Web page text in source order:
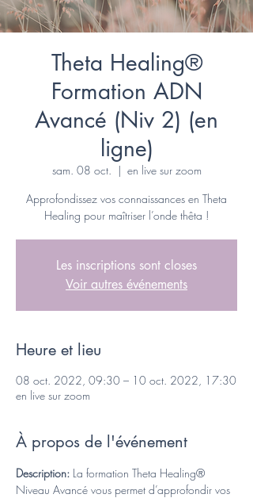
Theta Healing®
Formation ADN
Avancé (Niv 2) (en
ligne)
sam. 08 oct.
  |
en live sur zoom
Approfondissez vos connaissances en Theta
Healing pour maîtriser l’onde thêta !
Les inscriptions sont closes
Voir autres événements
Heure et lieu
08 oct. 2022, 09:30 – 10 oct. 2022, 17:30
en live sur zoom
À propos de l'événement
Description: La formation Theta Healing®
Niveau Avancé vous permet d’approfondir vos